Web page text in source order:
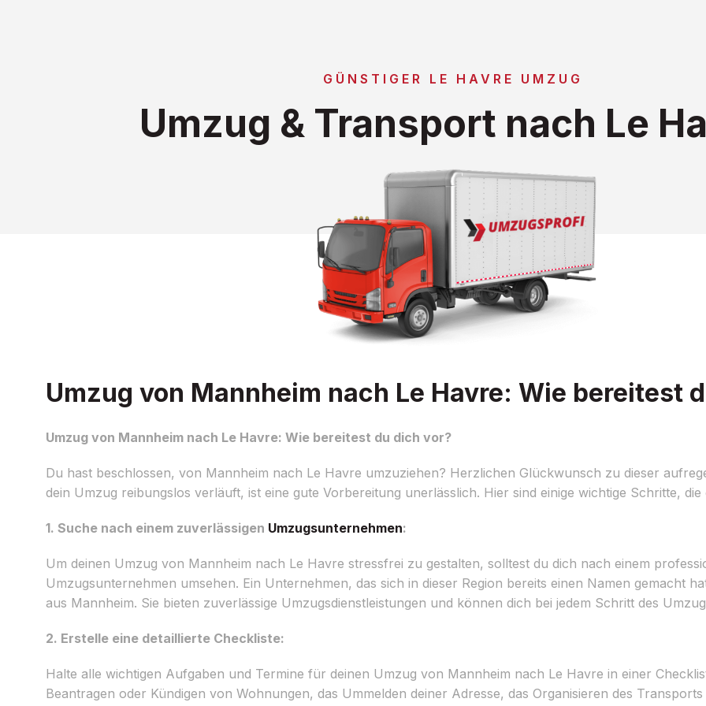
GÜNSTIGER LE HAVRE UMZUG
Umzug & Transport nach Le
Umzug von Mannheim nach Le Havre: Wie bereitest
Umzug von Mannheim nach Le Havre: Wie bereitest du dich vor?
Du hast beschlossen, von Mannheim nach Le Havre umzuziehen? Herzlichen Glückwunsch zu dieser
dein Umzug reibungslos verläuft, ist eine gute Vorbereitung unerlässlich. Hier sind einige wichtige Schritte,
1. Suche nach einem zuverlässigen Umzugsunternehmen:
Um deinen Umzug von Mannheim nach Le Havre stressfrei zu gestalten, solltest du dich nach einem
Umzugsunternehmen umsehen. Ein Unternehmen, das sich in dieser Region bereits einen Namen gemacht
aus Mannheim. Sie bieten zuverlässige Umzugsdienstleistungen und können dich bei jedem Schritt des
2. Erstelle eine detaillierte Checkliste:
Halte alle wichtigen Aufgaben und Termine für deinen Umzug von Mannheim nach Le Havre in einer
Beantragen oder Kündigen von Wohnungen, das Ummelden deiner Adresse, das Organisieren des